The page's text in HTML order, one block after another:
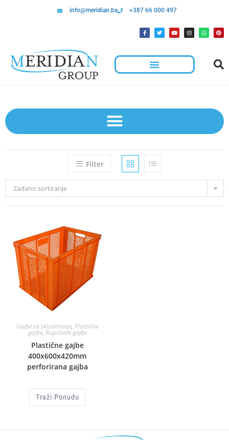
info@meridian.ba +387 66 000 497
Filter
Zadano sortiranje
Gajbe za skladištenje, Plastične
gajbe, Rupičaste gajbe
Plastične gajbe
400x600x420mm
perforirana gajba
Traži Ponudu